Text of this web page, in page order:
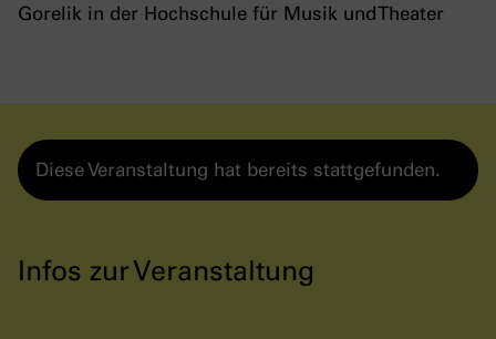
Gorelik in der Hochschule für Musik und Theater
Diese Veranstaltung hat bereits stattgefunden.
Infos zur Veranstaltung